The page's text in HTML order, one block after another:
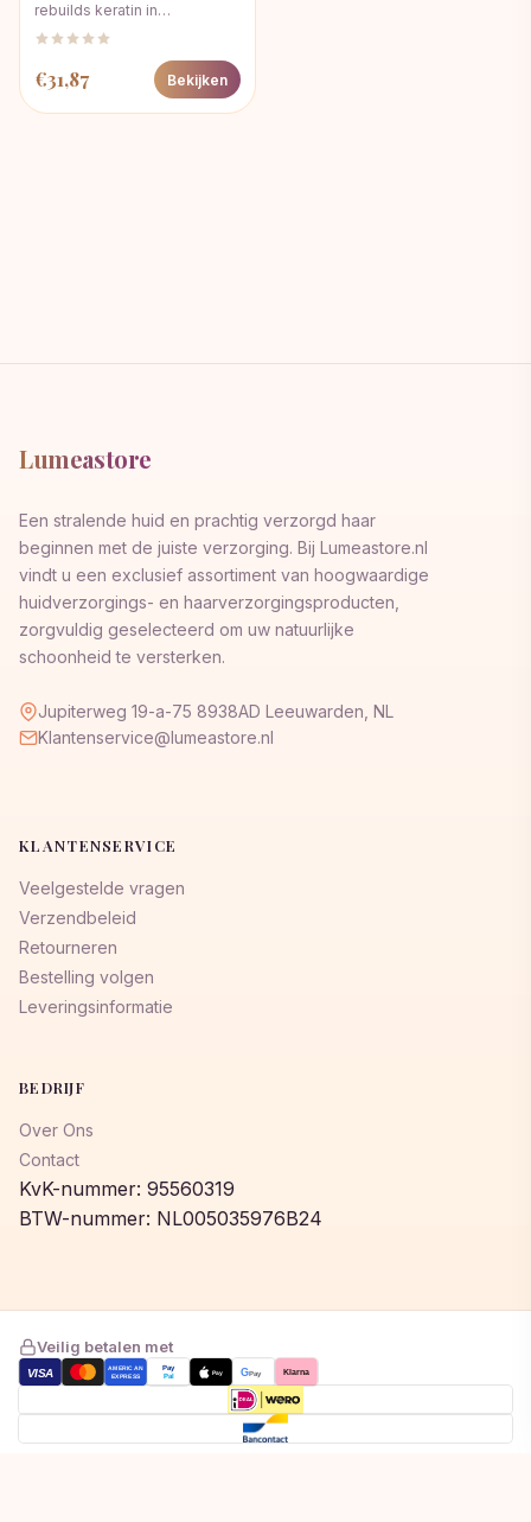
rebuilds keratin in…
€31,87 Bekijken
Lumeastore
Een stralende huid en prachtig verzorgd haar
beginnen met de juiste verzorging. Bij Lumeastore.nl
vindt u een exclusief assortiment van hoogwaardige
huidverzorgings- en haarverzorgingsproducten,
zorgvuldig geselecteerd om uw natuurlijke
schoonheid te versterken.
Jupiterweg 19-a-75 8938AD Leeuwarden, NL
Klantenservice@lumeastore.nl
KLANTENSERVICE
Veelgestelde vragen
Verzendbeleid
Retourneren
Bestelling volgen
Leveringsinformatie
BEDRIJF
Over Ons
Contact
KvK-nummer: 95560319
BTW-nummer: NL005035976B24
Veilig betalen met
VISA
AMERICAN
EXPRESS
Pay
Pal Pay GPay Klarna